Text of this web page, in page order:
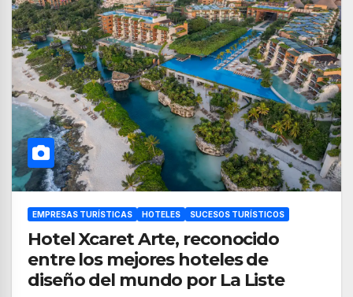
EMPRESAS TURÍSTICAS HOTELES SUCESOS TURÍSTICOS
Hotel Xcaret Arte, reconocido
entre los mejores hoteles de
diseño del mundo por La Liste